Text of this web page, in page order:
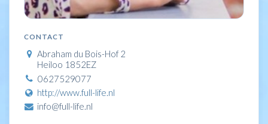
CONTACT
Abraham du Bois-Hof 2
Heiloo 1852EZ
0627529077
http://www.full-life.nl
info@full-life.nl